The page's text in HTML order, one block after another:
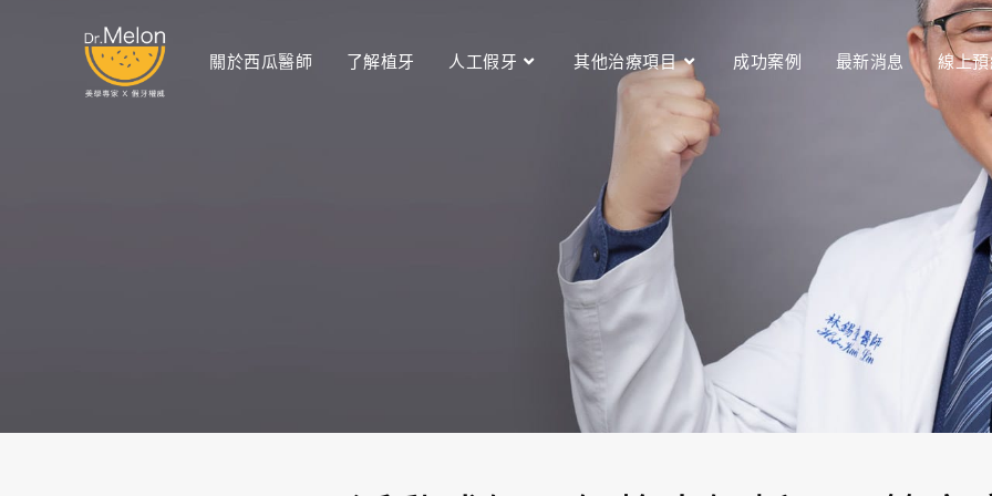
關於西瓜醫師 了解植牙 人工假牙 其他治療項目 成功案例 最新消息 線上